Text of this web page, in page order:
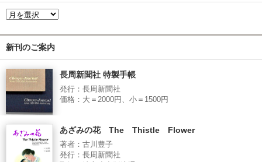
新刊のご案内
長周新聞社 特製手帳
発行：長周新聞社
価格：大＝2000円、小＝1500円
あざみの花 The Thistle Flower
著者：古川豊子
発行：長周新聞社